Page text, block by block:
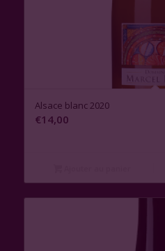
Alsace blanc 2020
€14,00